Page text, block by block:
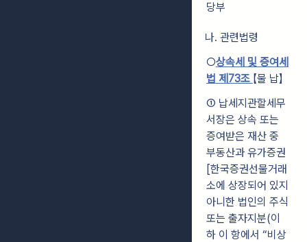
당부
나. 관련법령
○상속세 및 증여세
법 제73조 【물 납】
① 납세지관할세무
서장은 상속 또는
증여받은 재산 중
부동산과 유가증권
[한국증권선물거래
소에 상장되어 있지
아니한 법인의 주식
또는 출자지분(이
하 이 항에서 “비상